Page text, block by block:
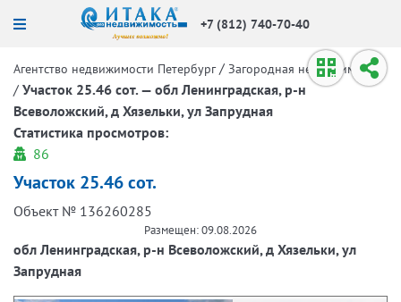
+7 (812) 740-70-40
Агентство недвижимости Петербург / Загородная недвижимость
/ Участок 25.46 сот. — обл Ленинградская, р-н
Всеволожский, д Хязельки, ул Запрудная
Статистика просмотров:
86
Участок 25.46 сот.
Объект № 136260285
Размещен: 09.08.2026
обл Ленинградская, р-н Всеволожский, д Хязельки, ул
Запрудная